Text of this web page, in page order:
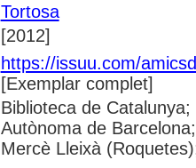
Tortosa
[2012]
https://issuu.com/
[Exemplar complet]
Biblioteca de
Autònoma de
Mercè Lleixà